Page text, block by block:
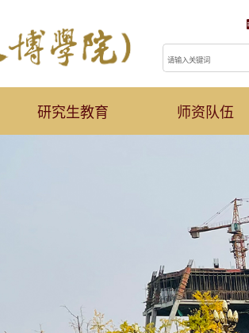
研究生教育 师资队伍